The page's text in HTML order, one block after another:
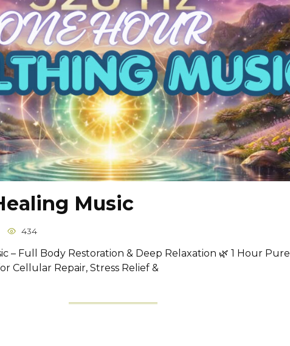
Music
434
– Full Body Restoration & Deep Relaxation 🌿 1 Hour Pure
Cellular Repair, Stress Relief &